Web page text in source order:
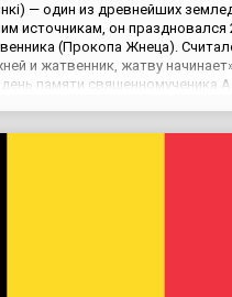
— один из древнейших
источникам, он праздновался
(Прокопа Жнеца).
и жатвенник, жатву
памяти священномученика